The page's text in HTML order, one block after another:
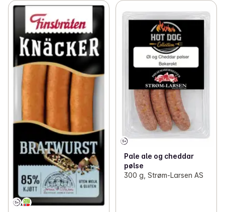
Pale ale og cheddar
pølse
300 g, Strøm-Larsen AS